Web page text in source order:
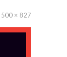
500 × 827